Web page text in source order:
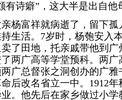
有诗癖”，这大半是出自他
杨富祥就病逝了，留下
生活。7岁时，杨匏安入
了田地，托亲戚带他到
两广高等学堂预科。两
广总督张之洞创办的广
后改名省立一中。1912
。他先后在家乡做过小